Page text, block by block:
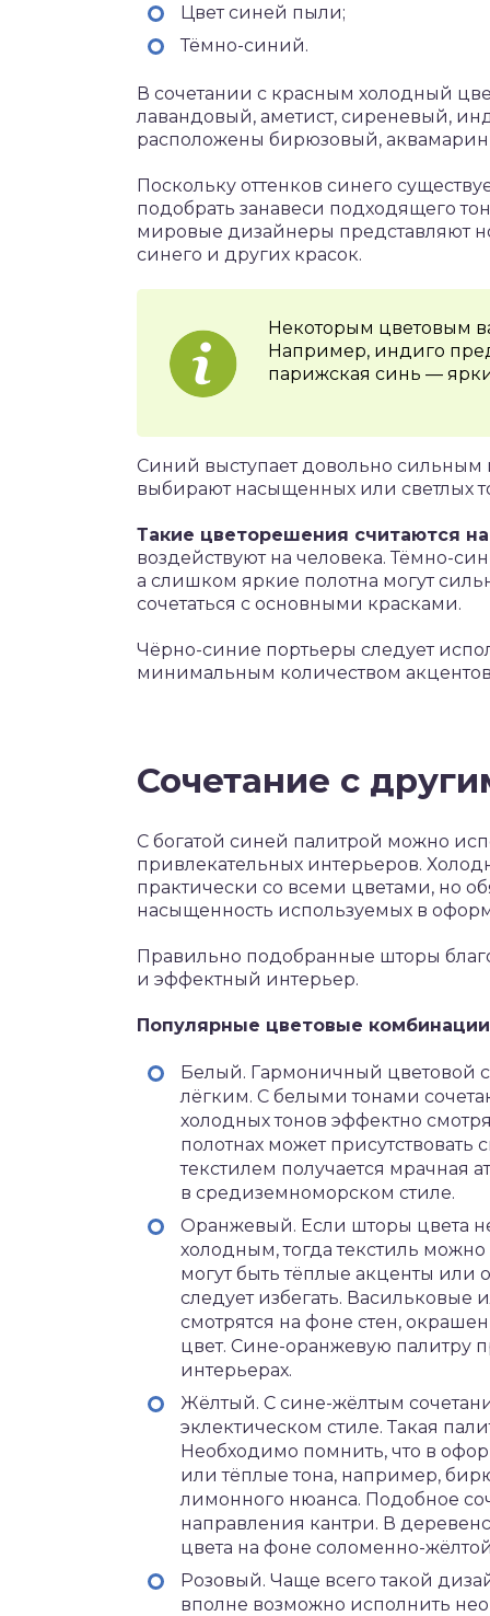
Цвет синей пыли;
Тёмно-синий.
В сочетании с красным холодный
лавандовый, аметист, сиреневый,
расположены бирюзовый,
Поскольку оттенков синего
подобрать занавеси подходящего
мировые дизайнеры представляют
синего и других красок.
Некоторым цветовым
Например, индиго
парижская синь —
Синий выступает довольно
выбирают насыщенных или светлых
Такие цветорешения считаются
воздействуют на человека. Тёмно-
а слишком яркие полотна могут
сочетаться с основными красками.
Чёрно-синие портьеры следует
минимальным количеством
Сочетание с
С богатой синей палитрой можно
привлекательных интерьеров.
практически со всеми цветами, но
насыщенность используемых в
Правильно подобранные шторы
и эффектный интерьер.
Популярные цветовые
Белый. Гармоничный цветовой
лёгким. С белыми тонами
холодных тонов эффектно
полотнах может
текстилем получается мрачная
в средиземноморском стиле.
Оранжевый. Если шторы цвета
холодным, тогда текстиль
могут быть тёплые акценты или
следует избегать. Васильковые
смотрятся на фоне стен,
цвет. Сине-оранжевую палитру
интерьерах.
Жёлтый. С сине-жёлтым
эклектическом стиле. Такая
Необходимо помнить, что в
или тёплые тона, например,
лимонного нюанса. Подобное
направления кантри. В
цвета на фоне соломенно-
Розовый. Чаще всего такой
вполне возможно исполнить